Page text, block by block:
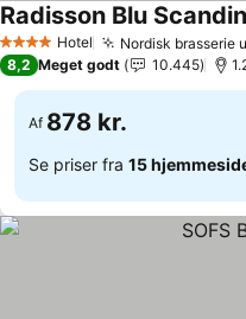
4 StjernerHotel Nordisk brasserie
Radisson Blu
8,2 Meget godt 10.445
Af 878 kr.
Se priser fra 15